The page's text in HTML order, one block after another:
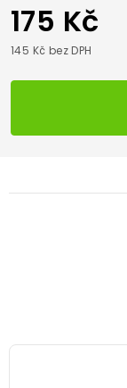
175 Kč
145 Kč bez DPH